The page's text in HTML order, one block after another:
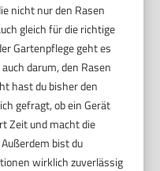
nicht nur den Rasen
gleich für die richtige
Gartenpflege geht es
darum, den Rasen
hast du bisher den
gefragt, ob ein Gerät
Zeit und macht die
bist du
wirklich zuverlässig